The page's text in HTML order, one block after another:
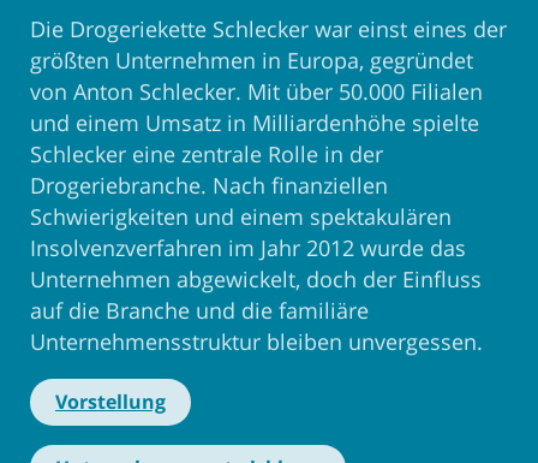
Die Drogeriekette Schlecker war einst eines der
größten Unternehmen in Europa, gegründet
von Anton Schlecker. Mit über 50.000 Filialen
und einem Umsatz in Milliardenhöhe spielte
Schlecker eine zentrale Rolle in der
Drogeriebranche. Nach finanziellen
Schwierigkeiten und einem spektakulären
Insolvenzverfahren im Jahr 2012 wurde das
Unternehmen abgewickelt, doch der Einfluss
auf die Branche und die familiäre
Unternehmensstruktur bleiben unvergessen.
Vorstellung